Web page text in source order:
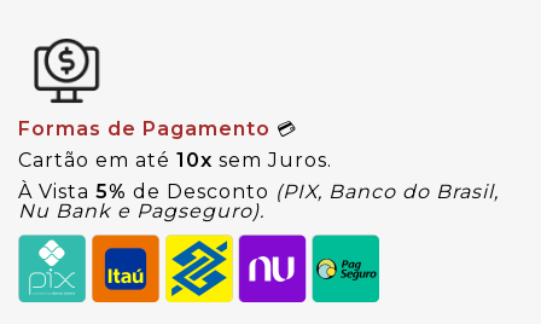
Formas de Pagamento 💳
Cartão em até 10x sem Juros.
À Vista 5% de Desconto (PIX, Banco do Brasil,
Nu Bank e Pagseguro).